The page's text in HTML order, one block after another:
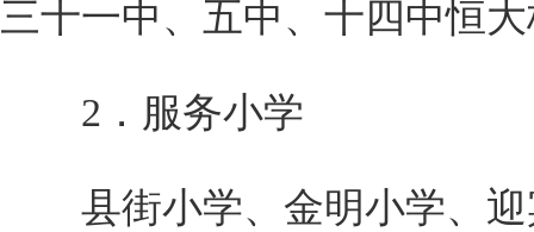
三十一中、五中、十四中恒
2．服务小学
县街小学、金明小学、迎